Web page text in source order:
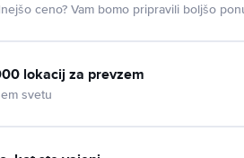
ceno? Vam bomo pripravili boljšo
lokacij za prevzem
svetu